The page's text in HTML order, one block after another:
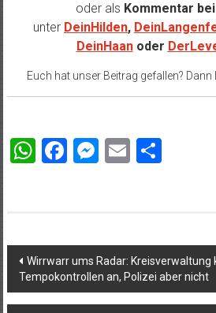
oder als Kommentar bei
unter DeinHilden,
DeinHaanoder
Euch hat unser Beitrag gefallen? Dann
WhatsApp
Facebook
Messenger
EmailTeilen
Beitragsnavigation
Wirrwarr ums Radar: Kreisverwaltung
Tempokontrollen an, Polizei aber nicht